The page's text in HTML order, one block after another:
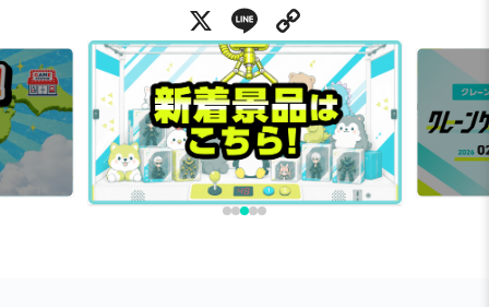
X Line